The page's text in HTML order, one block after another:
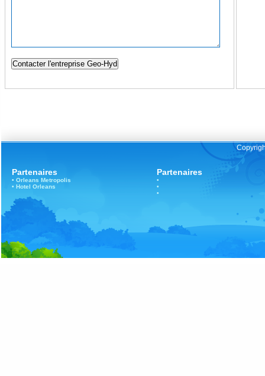
Partenaires
• Orleans Metropolis
• Hotel Orleans
Partenaires
•
•
•